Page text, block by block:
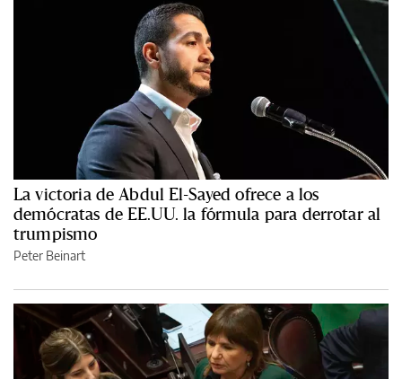
La victoria de Abdul El-Sayed ofrece a los
demócratas de EE.UU. la fórmula para derrotar al
trumpismo
Peter Beinart